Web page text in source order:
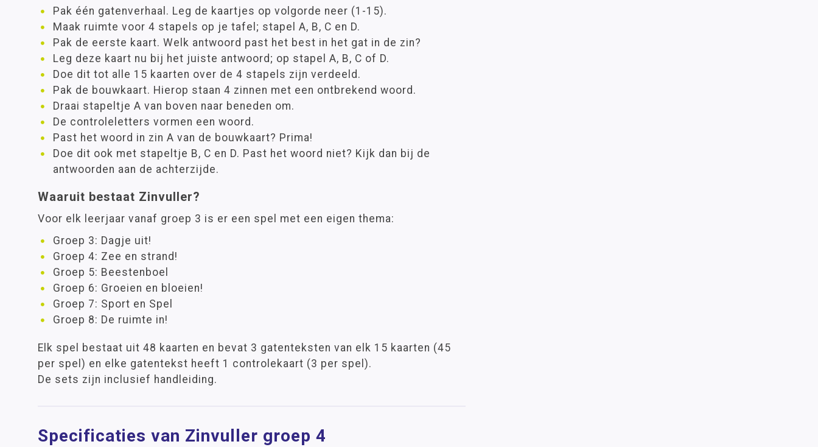
Pak één gatenverhaal. Leg de kaartjes op volgorde neer (1-15).
Maak ruimte voor 4 stapels op je tafel; stapel A, B, C en D.
Pak de eerste kaart. Welk antwoord past het best in het gat in de zin?
Leg deze kaart nu bij het juiste antwoord; op stapel A, B, C of D.
Doe dit tot alle 15 kaarten over de 4 stapels zijn verdeeld.
Pak de bouwkaart. Hierop staan 4 zinnen met een ontbrekend woord.
Draai stapeltje A van boven naar beneden om.
De controleletters vormen een woord.
Past het woord in zin A van de bouwkaart? Prima!
Doe dit ook met stapeltje B, C en D. Past het woord niet? Kijk dan bij de
antwoorden aan de achterzijde.
Waaruit bestaat Zinvuller?
Voor elk leerjaar vanaf groep 3 is er een spel met een eigen thema:
Groep 3: Dagje uit!
Groep 4: Zee en strand!
Groep 5: Beestenboel
Groep 6: Groeien en bloeien!
Groep 7: Sport en Spel
Groep 8: De ruimte in!
Elk spel bestaat uit 48 kaarten en bevat 3 gatenteksten van elk 15 kaarten (45
per spel) en elke gatentekst heeft 1 controlekaart (3 per spel).
De sets zijn inclusief handleiding.
Specificaties van Zinvuller groep 4